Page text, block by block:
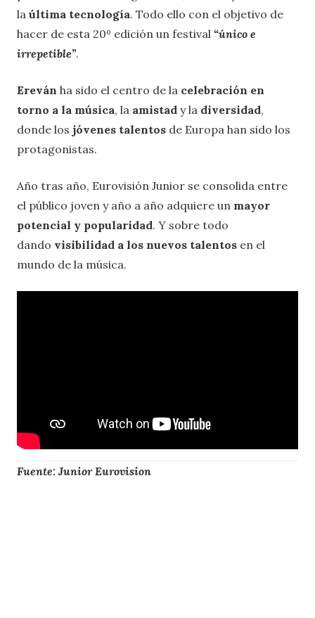
la última tecnología. Todo ello con el objetivo de
hacer de esta 20º edición un festival “único e
irrepetible”.
Ereván ha sido el centro de la celebración en
torno a la música, la amistad y la diversidad,
donde los jóvenes talentos de Europa han sido los
protagonistas.
Año tras año, Eurovisión Junior se consolida entre
el público joven y año a año adquiere un mayor
potencial y popularidad. Y sobre todo
dando visibilidad a los nuevos talentos en el
mundo de la música.
Fuente: Junior Eurovision